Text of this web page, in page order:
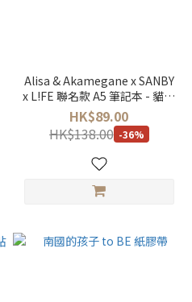
Alisa & Akamegane x SANBY
x L!FE 聯名款 A5 筆記本 - 貓咪
的蘑菇生活 (紅)
HK$89.00
HK$138.00 -36%